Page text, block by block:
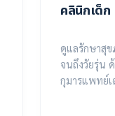
คลินิกเด็ก
ดูแลรักษาสุข
จนถึงวัยรุ่น
กุมารแพทย์